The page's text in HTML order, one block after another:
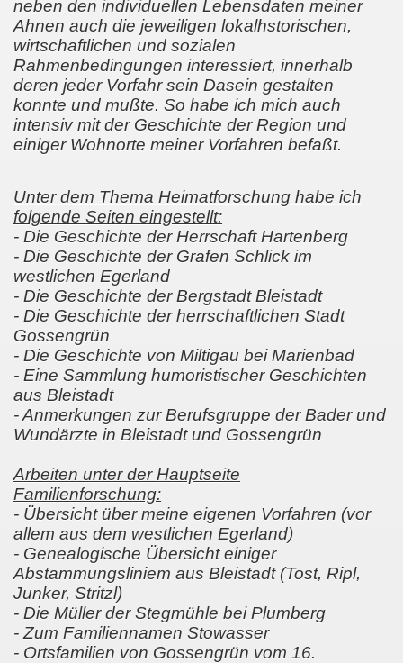
neben den individuellen Lebensdaten meiner
Ahnen auch die jeweiligen lokalhstorischen,
wirtschaftlichen und sozialen
Rahmenbedingungen interessiert, innerhalb
deren jeder Vorfahr sein Dasein gestalten
konnte und mußte. So habe ich mich auch
intensiv mit der Geschichte der Region und
einiger Wohnorte meiner Vorfahren befaßt.
Unter dem Thema Heimatforschung habe ich
folgende Seiten eingestellt:
- Die Geschichte der Herrschaft Hartenberg
- Die Geschichte der Grafen Schlick im
westlichen Egerland
- Die Geschichte der Bergstadt Bleistadt
- Die Geschichte der herrschaftlichen Stadt
Gossengrün
- Die Geschichte von Miltigau bei Marienbad
- Eine Sammlung humoristischer Geschichten
aus Bleistadt
- Anmerkungen zur Berufsgruppe der Bader und
Wundärzte in Bleistadt und Gossengrün
Arbeiten unter der Hauptseite
Familienforschung:
- Übersicht über meine eigenen Vorfahren (vor
allem aus dem westlichen Egerland)
- Genealogische Übersicht einiger
Abstammungsliniem aus Bleistadt (Tost, Ripl,
Junker, Stritzl)
- Die Müller der Stegmühle bei Plumberg
- Zum Familiennamen Stowasser
- Ortsfamilien von Gossengrün vom 16.